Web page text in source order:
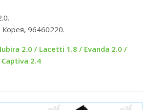
96460220.
2.0 / Lacetti 1.8 / Evanda 2.0 /
2.4